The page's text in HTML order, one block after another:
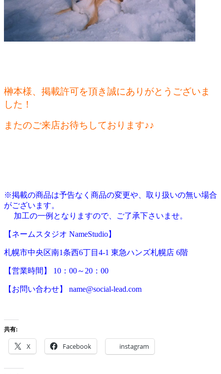
榊本様、掲載許可を頂き誠にありがとうございま
した！
またのご来店お待ちしております♪♪
※掲載の商品は予告なく商品の変更や、取り扱いの無い場合
がございます。
加工の一例となりますので、ご了承下さいませ。
【ネームスタジオ NameStudio】
札幌市中央区南1条西6丁目4-1 東急ハンズ札幌店 6階
【営業時間】 10：00～20：00
【お問い合わせ】 name@social-lead.com
共有:
X Facebook instagram